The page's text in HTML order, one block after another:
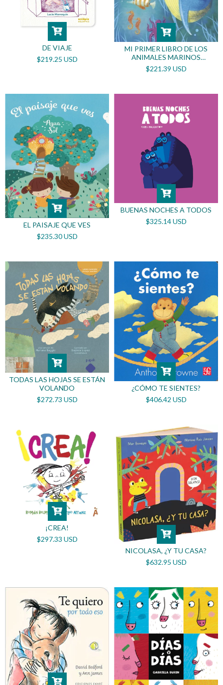
DE VIAJE
$219.25 USD
MI PRIMER LIBRO DE LOS
ANIMALES MARINOS
(CARTONE)
$221.39 USD
EL PAISAJE QUE VES
$235.30 USD
BUENAS NOCHES A TODOS
$325.14 USD
TODAS LAS HOJAS SE ESTÁN
VOLANDO
$272.73 USD
¿CÓMO TE SIENTES?
$406.42 USD
¡CREA!
$297.33 USD
NICOLASA, ¿Y TU CASA?
$632.95 USD